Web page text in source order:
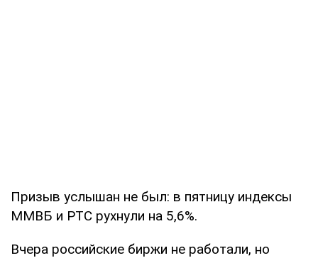
Призыв услышан не был: в пятницу индексы
ММВБ и РТС рухнули на 5,6%.
Вчера российские биржи не работали, но